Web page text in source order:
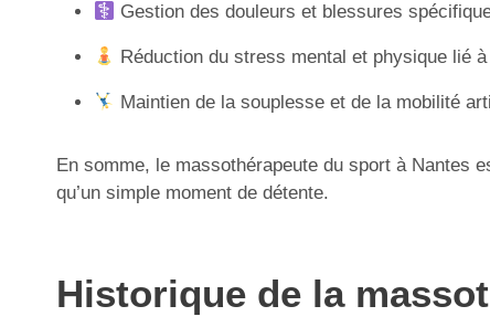
Gestion des douleurs et blessures
Réduction du stress mental et physique lié
Maintien de la souplesse et de la mobilité
En somme, le massothérapeute du sport à Nantes
qu’un simple moment de détente.
Historique de la